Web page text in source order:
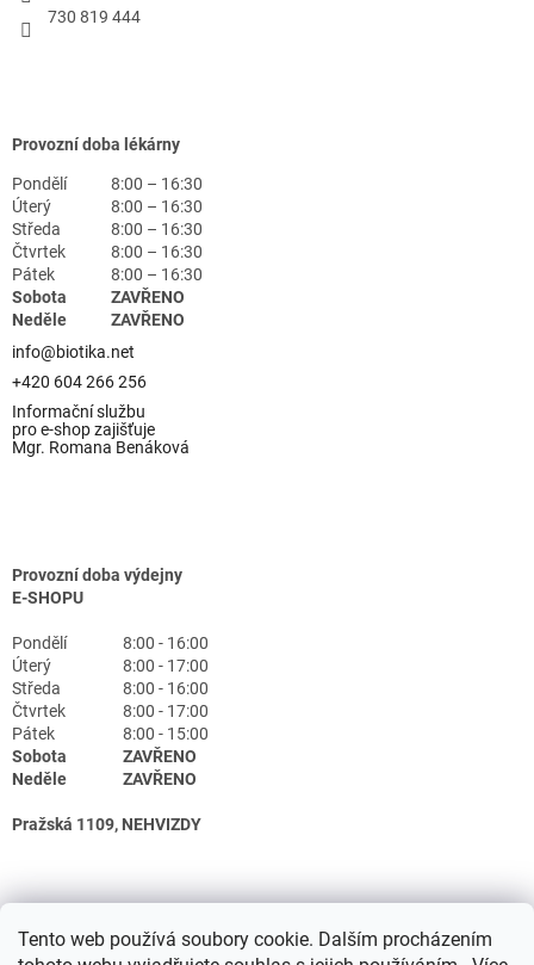
Tento web používá soubory cookie. Dalším procházením
730 819 444
Provozní doba lékárny
Pondělí
8:00 – 16:30
Úterý
8:00 – 16:30
Středa
8:00 – 16:30
Čtvrtek
8:00 – 16:30
Pátek
8:00 – 16:30
Sobota
ZAVŘENO
Neděle
ZAVŘENO
info@biotika.net
+420 604 266 256
Informační službu
pro e-shop zajišťuje
Mgr. Romana Benáková
Provozní doba výdejny
E-SHOPU
Pondělí
8:00 - 16:00
Úterý
8:00 - 17:00
Středa
8:00 - 16:00
Čtvrtek
8:00 - 17:00
Pátek
8:00 - 15:00
Sobota
ZAVŘENO
Neděle
ZAVŘENO
Pražská 1109, NEHVIZDY